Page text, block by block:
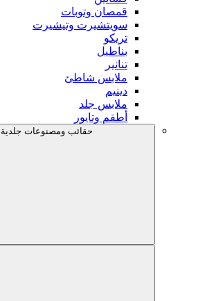
قمصان وتوبات
سويتشيرت وتيشيرت
تريكو
بناطيل
تنانير
ملابس شاطئ
دينيم
ملابس جلد
أطقم وتايور
حقائب ومصنوعات